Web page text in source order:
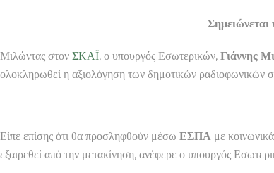
Σημειώνεται
Μιλώντας στον ΣΚΑΪ, ο υπουργός Εσωτερικών, Γιάννης
ολοκληρωθεί η αξιολόγηση των δημοτικών ραδιοφωνικών
Είπε επίσης ότι θα προσληφθούν μέσω ΕΣΠΑ με
εξαιρεθεί από την μετακίνηση, ανέφερε ο υπουργός